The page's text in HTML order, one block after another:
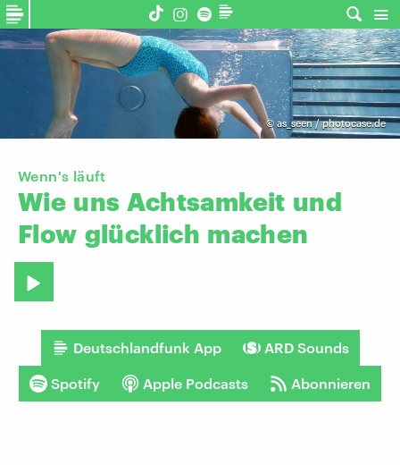
© as_seen / photocase.de
Wenn's läuft
Wie uns Achtsamkeit und
Flow glücklich machen
Deutschlandfunk App ARD Sounds
Spotify Apple Podcasts Abonnieren